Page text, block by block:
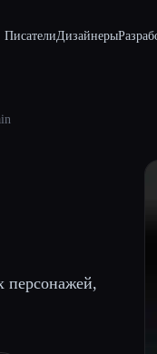
ПисателиДизайнеры
персонажей,